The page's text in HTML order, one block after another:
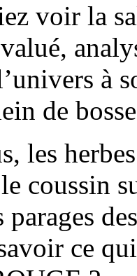
voir la
à
de
les
coussin
parages
ce